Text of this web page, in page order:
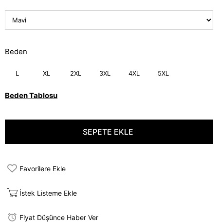
Beden
L XL 2XL 3XL 4XL 5XL
Beden Tablosu
Favorilere Ekle
İstek Listeme Ekle
Fiyat Düşünce Haber Ver